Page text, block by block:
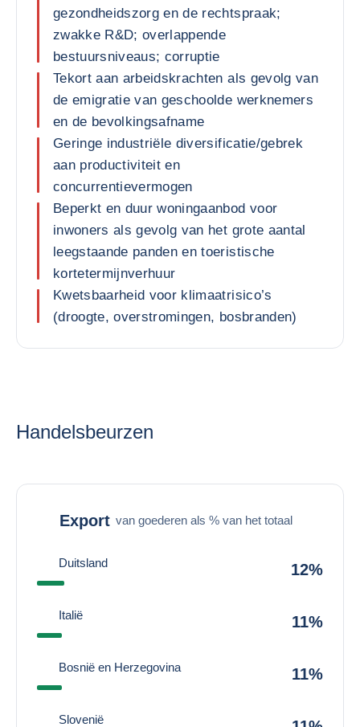
gezondheidszorg en de rechtspraak;
zwakke R&D; overlappende
bestuursniveaus; corruptie
Tekort aan arbeidskrachten als gevolg van
de emigratie van geschoolde werknemers
en de bevolkingsafname
Geringe industriële diversificatie/gebrek
aan productiviteit en
concurrentievermogen
Beperkt en duur woningaanbod voor
inwoners als gevolg van het grote aantal
leegstaande panden en toeristische
kortetermijnverhuur
Kwetsbaarheid voor klimaatrisico’s
(droogte, overstromingen, bosbranden)
Handelsbeurzen
Export van goederen als % van het totaal
Duitsland 12%
Italië 11%
Bosnië en Herzegovina 11%
Slovenië